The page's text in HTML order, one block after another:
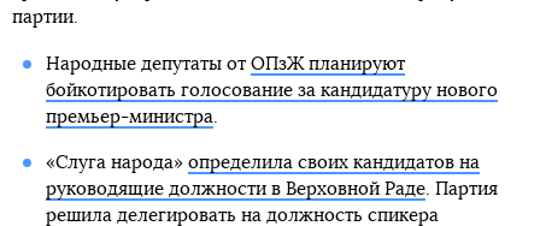
партии.
Народные депутаты от ОПзЖ планируют
бойкотировать голосование за кандидатуру нового
премьер-министра.
«Слуга народа» определила своих кандидатов на
руководящие должности в Верховной Раде. Партия
решила делегировать на должность спикера